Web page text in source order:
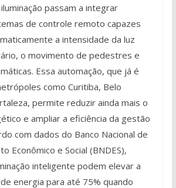
passam a integrar
de controle remoto capazes
a intensidade da luz
o movimento de pedestres e
Essa automação, que já é
como Curitiba, Belo
permite reduzir ainda mais o
e ampliar a eficiência da gestão
com dados do Banco Nacional de
Econômico e Social (BNDES),
inteligente podem elevar a
energia para até 75% quando